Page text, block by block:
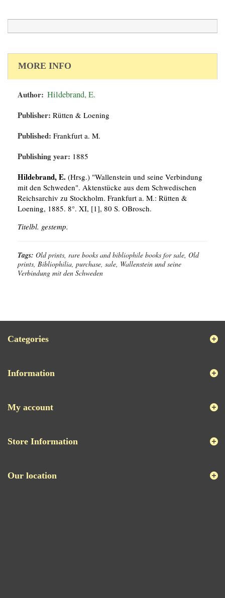
MORE INFO
Author: Hildebrand, E.
Publisher: Rütten & Loening
Published: Frankfurt a. M.
Publishing year: 1885
Hildebrand, E. (Hrsg.) "Wallenstein und seine Verbindung
mit den Schweden". Aktenstücke aus dem Schwedischen
Reichsarchiv zu Stockholm. Frankfurt a. M.: Rütten &
Loening, 1885. 8°. XI, [1], 80 S. OBrosch.
Titelbl. gestemp.
Tags: Old prints, rare books and bibliophile books for sale, Old
prints, Bibliophilia, purchase, sale, Wallenstein und seine
Verbindung mit den Schweden
Categories
Information
My account
Store Information
Our location